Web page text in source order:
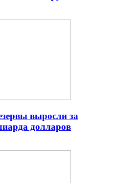
выросли за
долларов